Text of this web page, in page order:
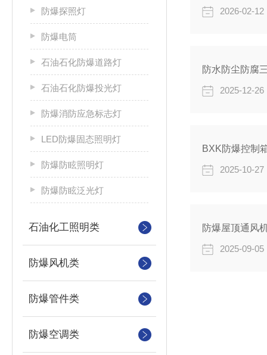
防爆探照灯
防爆电筒
石油石化防爆道路灯
石油石化防爆投光灯
防爆消防应急标志灯
LED防爆固态照明灯
防爆防眩照明灯
防爆防眩泛光灯
石油化工照明类
防爆风机类
防爆管件类
防爆空调类
2026-02-12
防水防尘防腐
2025-12-26
BXK防爆控制
2025-10-27
防爆屋顶通风
2025-09-05